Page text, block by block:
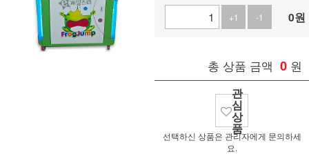
+1
-1 0원
총 상품 금액 0 원
관
심
상
품
선택하신 상품은 관리자에게 문의하세
요.